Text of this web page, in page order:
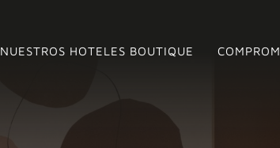
NUESTROS HOTELES BOUTIQUE